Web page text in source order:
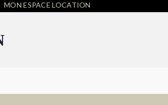
MON ESPACE LOCATION